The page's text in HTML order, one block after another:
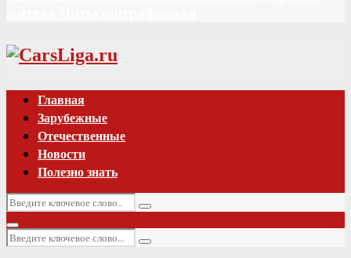
Vk
Главная
Зарубежные
Отечественные
Новости
Полезно знать
Искать:
Поиск
Основное
меню
Искать:
Поиск